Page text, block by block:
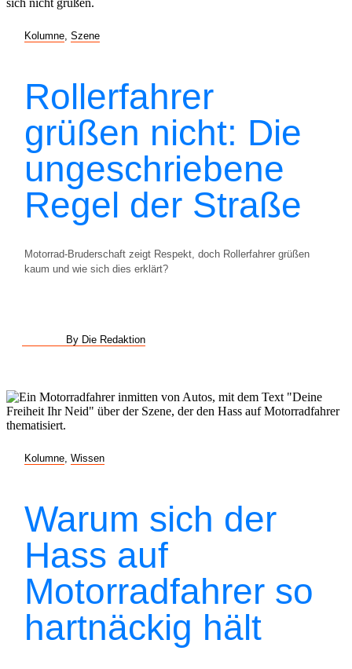
Kolumne Szene
Rollerfahrer
grüßen nicht: Die
ungeschriebene
Regel der Straße
Motorrad-Bruderschaft zeigt Respekt, doch Rollerfahrer grüßen
kaum und wie sich dies erklärt?
By Die Redaktion
Kolumne Wissen
Warum sich der
Hass auf
Motorradfahrer so
hartnäckig hält